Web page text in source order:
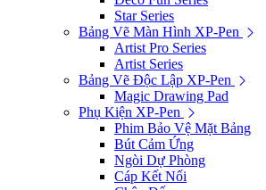
Star Series
Bảng Vẽ Màn Hình XP-Pen
Artist Pro Series
Artist Series
Bảng Vẽ Độc Lập XP-Pen
Magic Drawing Pad
Phụ Kiện XP-Pen
Phim Bảo Vệ Mặt Bảng
Bút Cảm Ứng
Ngòi Dự Phòng
Cáp Kết Nối